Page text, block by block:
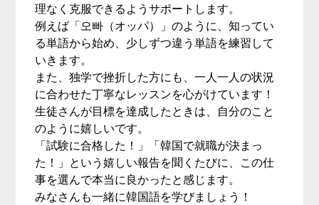
理なく克服できるようサポートします。
例えば「오빠（オッパ）」のように、知ってい
る単語から始め、少しずつ違う単語を練習して
いきます。
また、独学で挫折した方にも、一人一人の状況
に合わせた丁寧なレッスンを心がけています！
生徒さんが目標を達成したときは、自分のこと
のように嬉しいです。
「試験に合格した！」「韓国で就職が決まっ
た！」という嬉しい報告を聞くたびに、この仕
事を選んで本当に良かったと感じます。
みなさんも一緒に韓国語を学びましょう！